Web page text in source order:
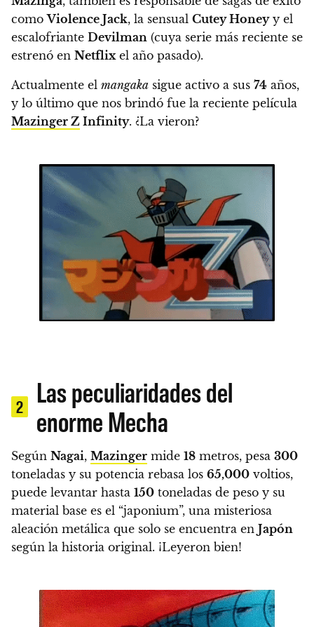
comoViolence Jack, la sensual Cutey Honeyy el
escalofriante Devilman (cuya serie más reciente se
estrenó en Netflixel año pasado).
Actualmente el mangaka sigue activo a sus 74 años,
y lo último que nos brindó fue la reciente película
Mazinger Z Infinity. ¿La vieron?
2
Las peculiaridades del
enorme Mecha
Según Nagai, Mazinger mide 18 metros, pesa 300
toneladas y su potencia rebasa los 65,000 voltios,
puede levantar hasta 150 toneladas de peso y su
material base es el “japonium”, una misteriosa
aleación metálica que solo se encuentra en Japón
según la historia original. ¡Leyeron bien!